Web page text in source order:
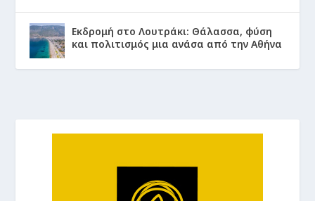
Εκδρομή στο Λουτράκι: Θάλασσα, φύση
και πολιτισμός μια ανάσα από την Αθήνα